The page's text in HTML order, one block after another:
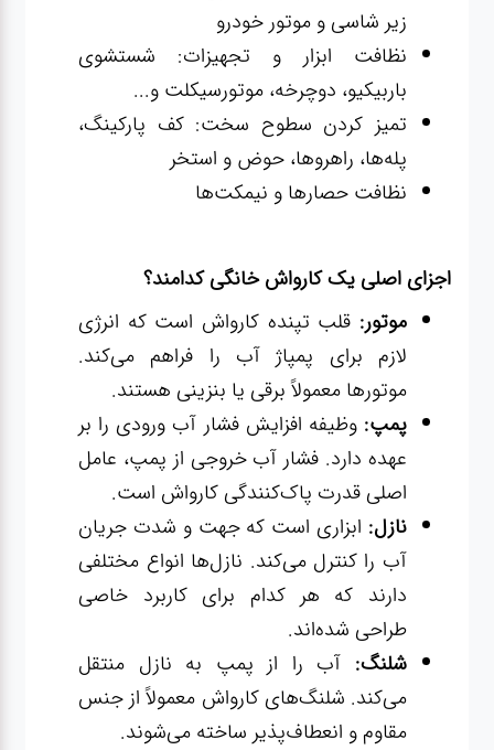
زیر شاسی و موتور خودرو
نظافت ابزار و تجهیزات: شستشوی
باربیکیو، دوچرخه، موتورسیکلت و...
تمیز کردن سطوح سخت: کف پارکینگ،
پله‌ها، راهروها، حوض و استخر
نظافت حصارها و نیمکت‌ها
اجزای اصلی یک کارواش خانگی کدامند؟
موتور: قلب تپنده کارواش است که انرژی
لازم برای پمپاژ آب را فراهم می‌کند.
موتورها معمولاً برقی یا بنزینی هستند.
پمپ: وظیفه افزایش فشار آب ورودی را بر
عهده دارد. فشار آب خروجی از پمپ، عامل
اصلی قدرت پاک‌کنندگی کارواش است.
نازل: ابزاری است که جهت و شدت جریان
آب را کنترل می‌کند. نازل‌ها انواع مختلفی
دارند که هر کدام برای کاربرد خاصی
طراحی شده‌اند.
شلنگ: آب را از پمپ به نازل منتقل
می‌کند. شلنگ‌های کارواش معمولاً از جنس
مقاوم و انعطاف‌پذیر ساخته می‌شوند.